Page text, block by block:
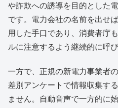
や詐欺への誘導を目的とした
です。電力会社の名前を出せ
用した手口であり、消費者庁
ルに注意するよう継続的に呼
一方で、正規の新電力事業者
差別アンケートで情報収集す
ません。自動音声で一方的に